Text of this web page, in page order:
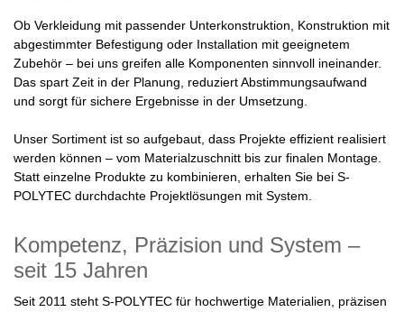
Ob Verkleidung mit passender Unterkonstruktion, Konstruktion mit
abgestimmter Befestigung oder Installation mit geeignetem
Zubehör – bei uns greifen alle Komponenten sinnvoll ineinander.
Das spart Zeit in der Planung, reduziert Abstimmungsaufwand
und sorgt für sichere Ergebnisse in der Umsetzung.
Unser Sortiment ist so aufgebaut, dass Projekte effizient realisiert
werden können – vom Materialzuschnitt bis zur finalen Montage.
Statt einzelne Produkte zu kombinieren, erhalten Sie bei S-
POLYTEC durchdachte Projektlösungen mit System.
Kompetenz, Präzision und System –
seit 15 Jahren
Seit 2011 steht S-POLYTEC für hochwertige Materialien, präzisen